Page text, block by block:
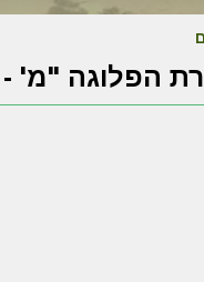
הפלוגה